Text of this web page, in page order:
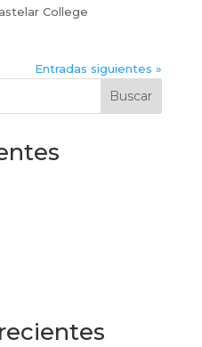
College
Entradas siguientes »
Buscar